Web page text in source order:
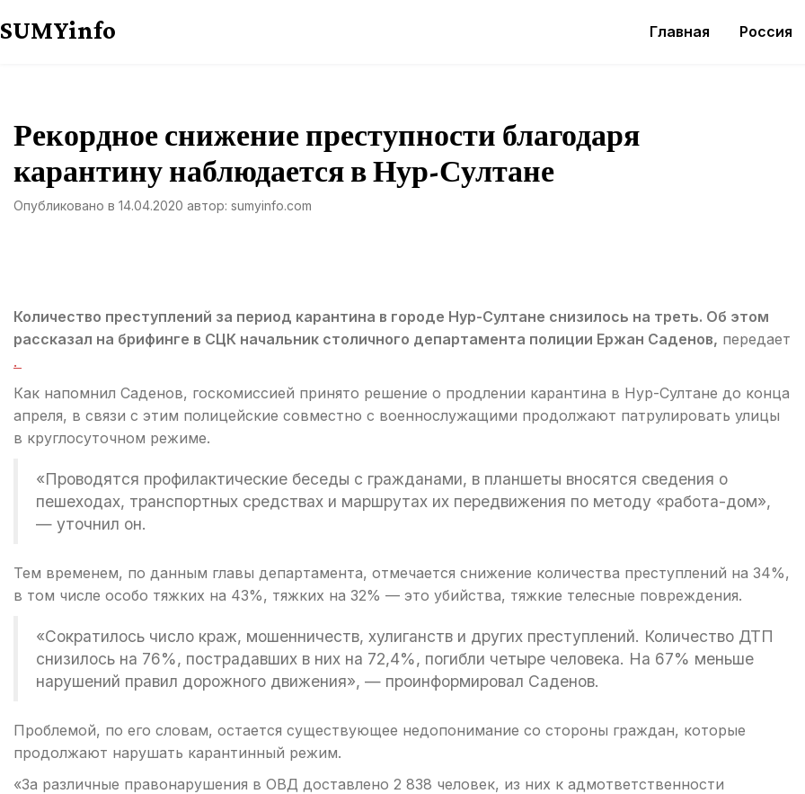
к
SUMYinfo Главная Россия
Рекордное снижение преступности благодаря
карантину наблюдается в Нур-Султане
Опубликовано в 14.04.2020 автор: sumyinfo.com
Количество преступлений за период карантина в городе Нур-Султане снизилось на треть. Об этом
рассказал на брифинге в СЦК начальник столичного департамента полиции Ержан Саденов, передает
.
Как напомнил Саденов, госкомиссией принято решение о продлении карантина в Нур-Султане до конца
апреля, в связи с этим полицейские совместно с военнослужащими продолжают патрулировать улицы
в круглосуточном режиме.
«Проводятся профилактические беседы с гражданами, в планшеты вносятся сведения о
пешеходах, транспортных средствах и маршрутах их передвижения по методу «работа-дом»,
— уточнил он.
Тем временем, по данным главы департамента, отмечается снижение количества преступлений на 34%,
в том числе особо тяжких на 43%, тяжких на 32% — это убийства, тяжкие телесные повреждения.
«Сократилось число краж, мошенничеств, хулиганств и других преступлений. Количество ДТП
снизилось на 76%, пострадавших в них на 72,4%, погибли четыре человека. На 67% меньше
нарушений правил дорожного движения», — проинформировал Саденов.
Проблемой, по его словам, остается существующее недопонимание со стороны граждан, которые
продолжают нарушать карантинный режим.
«За различные правонарушения в ОВД доставлено 2 838 человек, из них к адмответственности